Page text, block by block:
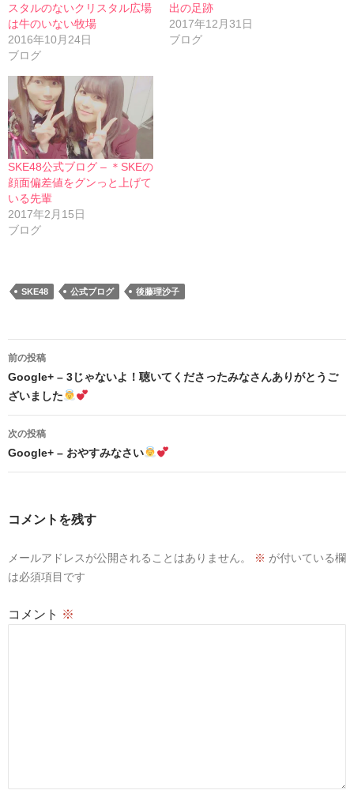
スタルのないクリスタル広場
は牛のいない牧場
2016年10月24日
ブログ
出の足跡
2017年12月31日
ブログ
SKE48公式ブログ – ＊SKEの
顔面偏差値をグンっと上げて
いる先輩
2017年2月15日
ブログ
SKE48 公式ブログ 後藤理沙子
投
稿
ナ
ビ
ゲ
シ
ン
前の投稿
Google+ – 3じゃないよ！聴いてくださったみなさんありがとうご
ざいました
次の投稿
Google+ – おやすみなさい
コメントを残す
メールアドレスが公開されることはありません。 ※ が付いている欄
は必須項目です
コメント ※